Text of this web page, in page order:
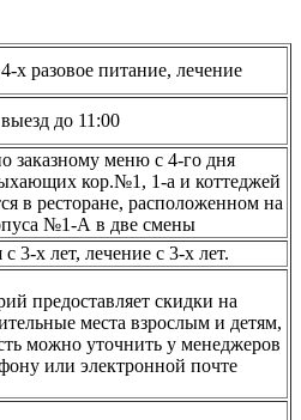
х разовое питание, лечение
до 11:00
заказному меню с 4-го дня
кор.№1, 1-а и коттеджей
в ресторане, расположенном на
№1-А в две смены
3-х лет, лечение с 3-х лет.
предоставляет скидки на
места взрослым и детям,
можно уточнить у менеджеров
или электронной почте